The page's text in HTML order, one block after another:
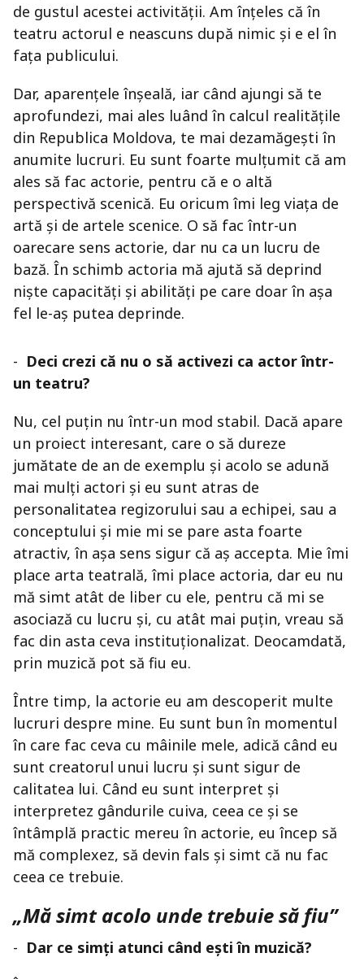
de gustul acestei activității. Am înțeles că în
teatru actorul e neascuns după nimic și e el în
fața publicului.
Dar, aparențele înșeală, iar când ajungi să te
aprofundezi, mai ales luând în calcul realitățile
din Republica Moldova, te mai dezamăgești în
anumite lucruri. Eu sunt foarte mulțumit că am
ales să fac actorie, pentru că e o altă
perspectivă scenică. Eu oricum îmi leg viața de
artă și de artele scenice. O să fac într-un
oarecare sens actorie, dar nu ca un lucru de
bază. În schimb actoria mă ajută să deprind
niște capacități și abilități pe care doar în așa
fel le-aș putea deprinde.
- Deci crezi că nu o să activezi ca actor într-
un teatru?
Nu, cel puțin nu într-un mod stabil. Dacă apare
un proiect interesant, care o să dureze
jumătate de an de exemplu și acolo se adună
mai mulți actori și eu sunt atras de
personalitatea regizorului sau a echipei, sau a
conceptului și mie mi se pare asta foarte
atractiv, în așa sens sigur că aș accepta. Mie îmi
place arta teatrală, îmi place actoria, dar eu nu
mă simt atât de liber cu ele, pentru că mi se
asociază cu lucru și, cu atât mai puțin, vreau să
fac din asta ceva instituționalizat. Deocamdată,
prin muzică pot să fiu eu.
Între timp, la actorie eu am descoperit multe
lucruri despre mine. Eu sunt bun în momentul
în care fac ceva cu mâinile mele, adică când eu
sunt creatorul unui lucru și sunt sigur de
calitatea lui. Când eu sunt interpret și
interpretez gândurile cuiva, ceea ce și se
întâmplă practic mereu în actorie, eu încep să
mă complexez, să devin fals și simt că nu fac
ceea ce trebuie.
„Mă simt acolo unde trebuie să fiu”
- Dar ce simți atunci când ești în muzică?